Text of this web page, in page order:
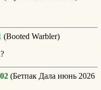
(Booted Warbler)
(Бетпак Дала июнь 2026